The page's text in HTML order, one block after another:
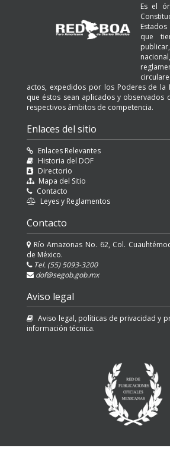
Es el
que
actos, expedidos por los Poderes de la
que éstos sean aplicados y observados
respectivos ámbitos de competencia.
Enlaces del sitio
Enlaces Relevantes
Historia del DOF
Directorio
Mapa del Sitio
Contacto
Leyes y Reglamentos
Contacto
Río Amazonas No. 62, Col.
de México.
Tel. (55) 5093-3200
dof@segob.gob.mx
Aviso legal
Aviso legal, políticas de privacidad y
información técnica.